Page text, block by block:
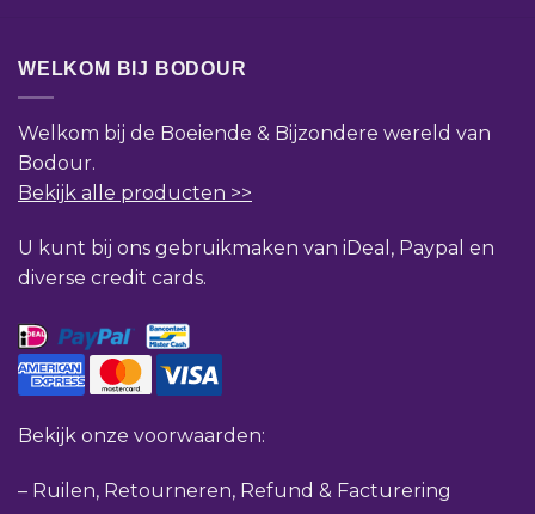
WELKOM BIJ BODOUR
Welkom bij de Boeiende & Bijzondere wereld van
Bodour.
Bekijk alle producten >>
U kunt bij ons gebruikmaken van iDeal, Paypal en
diverse credit cards.
Bekijk onze voorwaarden:
– Ruilen, Retourneren, Refund & Facturering